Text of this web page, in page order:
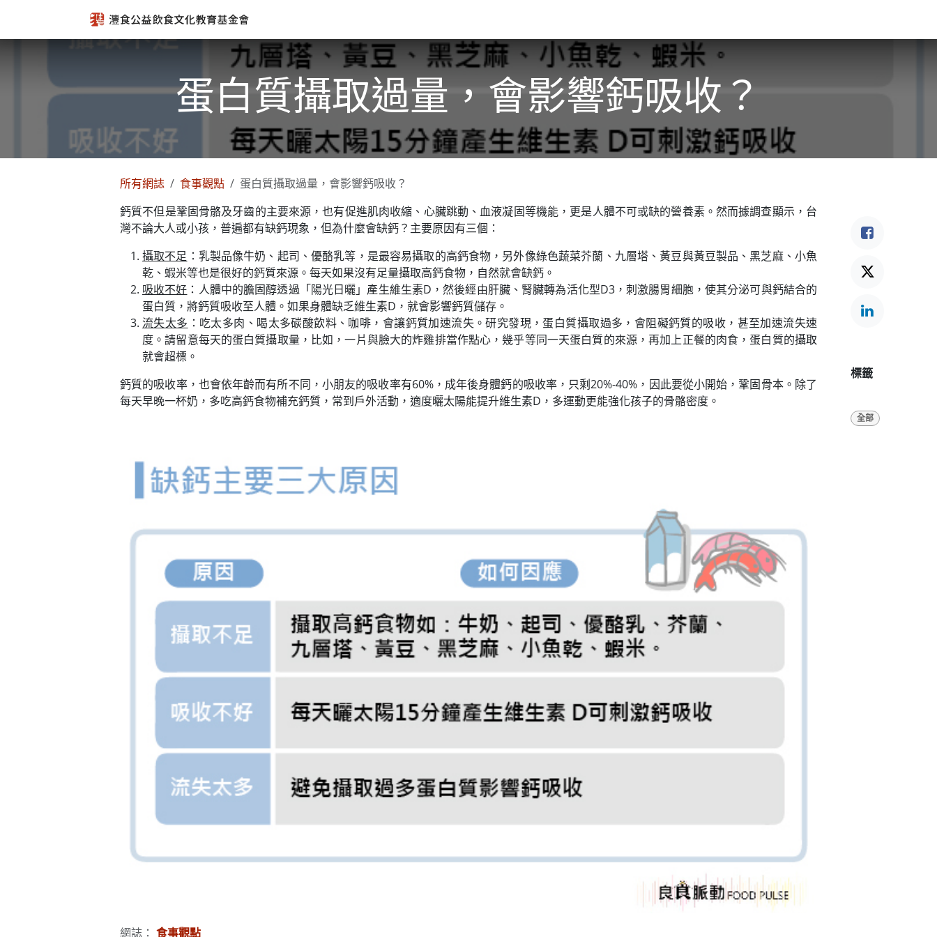
蛋白質攝取過量，會影響鈣吸收？
所有網誌 食事觀點
蛋白質攝取過量，會影響鈣吸收？
鈣質不但是鞏固骨骼及牙齒的主要來源，也有促進肌肉收縮、心臟跳動、血液凝固等機能，更是人體不可或缺的營養素。然而據調查顯示，台
灣不論大人或小孩，普遍都有缺鈣現象，但為什麼會缺鈣？主要原因有三個：
攝取不足 ：乳製品像牛奶、起司、優酪乳等，是最容易攝取的高鈣食物，另外像綠色蔬菜芥蘭、九層塔、黃豆與黃豆製品、黑芝麻、小魚
乾、蝦米等也是很好的鈣質來源。每天如果沒有足量攝取高鈣食物，自然就會缺鈣。
吸收不好 ：人體中的膽固醇透過「陽光日曬」產生維生素D，然後經由肝臟、腎臟轉為活化型D3，刺激腸胃細胞，使其分泌可與鈣結合的
蛋白質，將鈣質吸收至人體。如果身體缺乏維生素D，就會影響鈣質儲存。
流失太多 ：吃太多肉、喝太多碳酸飲料、咖啡，會讓鈣質加速流失。研究發現，蛋白質攝取過多，會阻礙鈣質的吸收，甚至加速流失速
度。請留意每天的蛋白質攝取量，比如，一片與臉大的炸雞排當作點心，幾乎等同一天蛋白質的來源，再加上正餐的肉食，蛋白質的攝取
就會超標。
鈣質的吸收率，也會依年齡而有所不同，小朋友的吸收率有60%，成年後身體鈣的吸收率，只剩20%-40%，因此要從小開始，鞏固骨本。除了
每天早晚一杯奶，多吃高鈣食物補充鈣質，常到戶外活動，適度曬太陽能提升維生素D，多運動更能強化孩子的骨骼密度。
網誌： 食事觀點
標籤
全部